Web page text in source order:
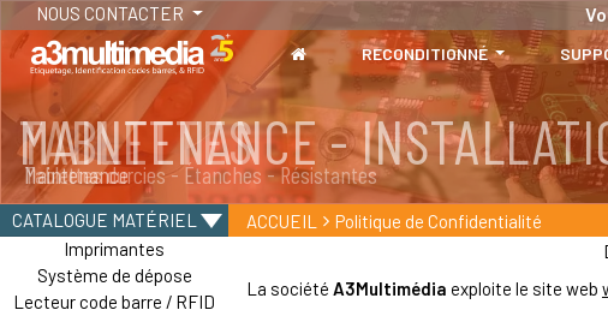
NOUS CONTACTER
RECONDITIONNÉ
MAINTENANCE -
Maintenance
TABLETTES
Tablettes durcies - Étanches - Résistantes
CATALOGUE MATÉRIEL
Imprimantes
Système de dépose
Lecteur code barre / RFID
ACCUEIL Politique de Confidentialité
La société A3Multimédia exploite le site web